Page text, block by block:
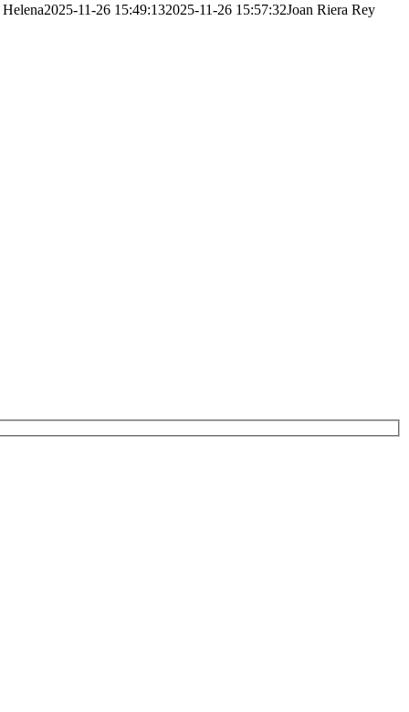
Helena2025-11-26 15:49:132025-11-26 15:57:32Joan Riera Rey